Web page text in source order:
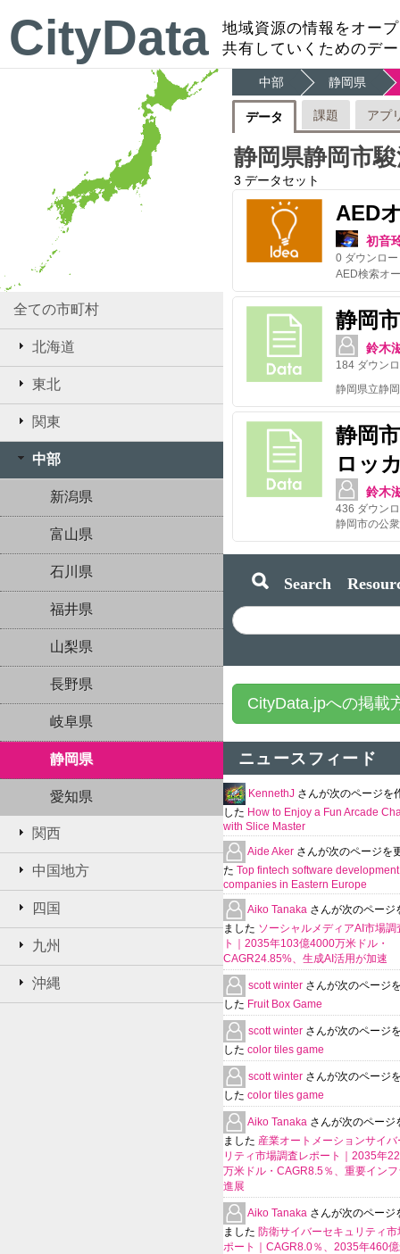
CityData
地域資源の情報をオー
共有していくためのデ
全ての市町村
北海道
東北
関東
中部
新潟県
富山県
石川県
福井県
山梨県
長野県
岐阜県
静岡県
愛知県
関西
中国地方
四国
九州
沖縄
中部 静岡県
データ 課題 アプ
静岡県静岡市
3 データセット
AED
初音
0 ダウンロ
静岡
鈴木
184 ダウン
静岡
ロッ
鈴木
436 ダウン
Search
CityData.jpへの掲載
ニュースフィード
KennethJ さんが次のページを
した How to Enjoy a Fun Arcade
with Slice Master
Aide Aker さんが次のページを
た Top fintech software development
companies in Eastern Europe
Aiko Tanaka さんが次のページ
ました ソーシャルメディアAI市場調
ト｜2035年103億4000万米ドル・
CAGR24.85%、生成AI活用が加速
scott winter さんが次のページ
した Fruit Box Game
scott winter さんが次のページ
した color tiles game
scott winter さんが次のページ
した color tiles game
Aiko Tanaka さんが次のページ
ました 産業オートメーションサイ
リティ市場調査レポート｜2035年
万米ドル・CAGR8.5％、重要イン
進展
Aiko Tanaka さんが次のページ
ました 防衛サイバーセキュリティ
ポート｜CAGR8.0％、2035年460